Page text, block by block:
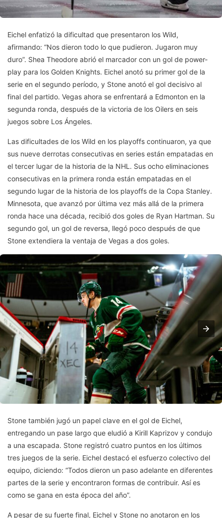
Eichel enfatizó la dificultad que presentaron los Wild,
afirmando: “Nos dieron todo lo que pudieron. Jugaron muy
duro”. Shea Theodore abrió el marcador con un gol de power-
play para los Golden Knights. Eichel anotó su primer gol de la
serie en el segundo período, y Stone anotó el gol decisivo al
final del partido. Vegas ahora se enfrentará a Edmonton en la
segunda ronda, después de la victoria de los Oilers en seis
juegos sobre Los Ángeles.
Las dificultades de los Wild en los playoffs continuaron, ya que
sus nueve derrotas consecutivas en series están empatadas en
el tercer lugar de la historia de la NHL. Sus ocho eliminaciones
consecutivas en la primera ronda están empatadas en el
segundo lugar de la historia de los playoffs de la Copa Stanley.
Minnesota, que avanzó por última vez más allá de la primera
ronda hace una década, recibió dos goles de Ryan Hartman. Su
segundo gol, un gol de reversa, llegó poco después de que
Stone extendiera la ventaja de Vegas a dos goles.
Stone también jugó un papel clave en el gol de Eichel,
entregando un pase largo que eludió a Kirill Kaprizov y condujo
a una escapada. Stone registró cuatro puntos en los últimos
tres juegos de la serie. Eichel destacó el esfuerzo colectivo del
equipo, diciendo: “Todos dieron un paso adelante en diferentes
partes de la serie y encontraron formas de contribuir. Así es
como se gana en esta época del año”.
A pesar de su fuerte final, Eichel y Stone no anotaron en los